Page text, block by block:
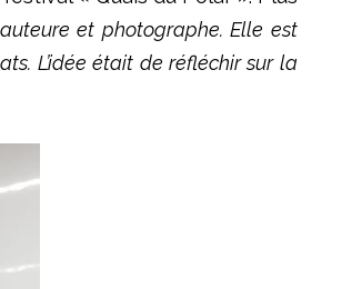
et photographe. Elle est
L’idée était de réfléchir sur la